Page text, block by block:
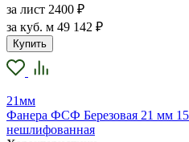
за лист 2400 ₽
за куб. м 49 142 ₽
Купить
21мм
Фанера ФСФ Березовая 21 мм
нешлифованная